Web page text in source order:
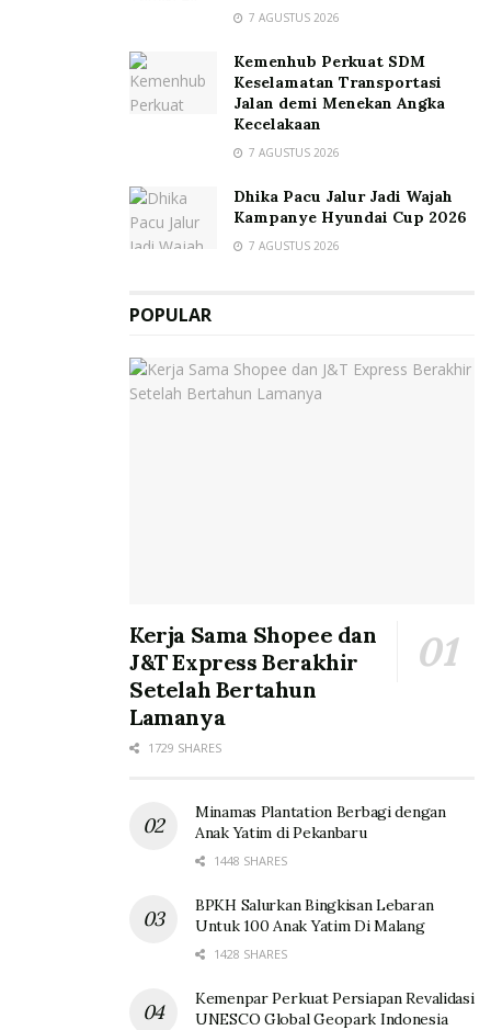
7 AGUSTUS 2026
Kemenhub Perkuat SDM
Keselamatan Transportasi
Jalan demi Menekan Angka
Kecelakaan
7 AGUSTUS 2026
Dhika Pacu Jalur Jadi Wajah
Kampanye Hyundai Cup 2026
7 AGUSTUS 2026
POPULAR
Kerja Sama Shopee dan
J&T Express Berakhir
Setelah Bertahun
Lamanya
1729 SHARES
Minamas Plantation Berbagi dengan
Anak Yatim di Pekanbaru
1448 SHARES
BPKH Salurkan Bingkisan Lebaran
Untuk 100 Anak Yatim Di Malang
1428 SHARES
Kemenpar Perkuat Persiapan Revalidasi
UNESCO Global Geopark Indonesia